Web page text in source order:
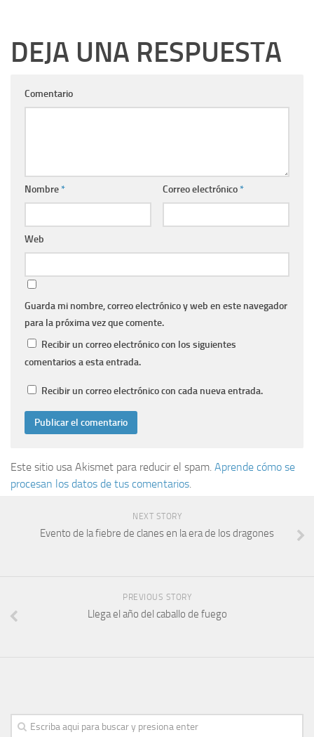
DEJA UNA RESPUESTA
Comentario
Nombre* Correo electrónico*
Web
Guarda mi nombre, correo electrónico y web en este navegador
para la próxima vez que comente.
Recibir un correo electrónico con los siguientes
comentarios a esta entrada.
Recibir un correo electrónico con cada nueva entrada.
Este sitio usa Akismet para reducir el spam. Aprende cómo se
procesan los datos de tus comentarios.
NEXT STORY
Evento de la fiebre de clanes en la era de los dragones
PREVIOUS STORY
Llega el año del caballo de fuego